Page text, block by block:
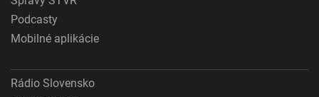
Podcasty
Mobilné aplikácie
Rádio Slovensko